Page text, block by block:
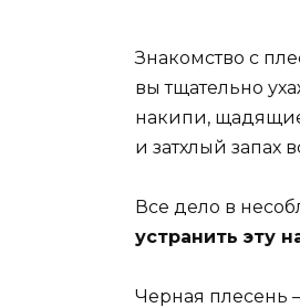
Знакомство с
вы тщательно
накипи,
и затхлый запах
Все дело в
устранить эту
Черная плесень